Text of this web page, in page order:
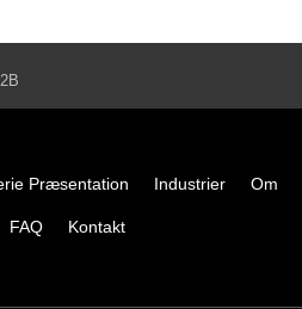
Præsentation Industrier Om
FAQ Kontakt